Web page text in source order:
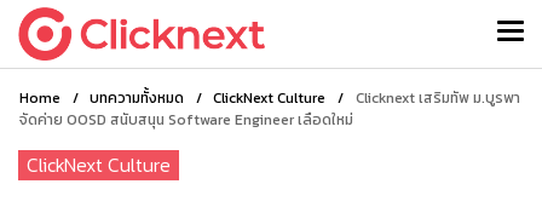
Home / บทความทั้งหมด / ClickNext Culture / Clicknext เสริมทัพ ม.บูรพา
จัดค่าย OOSD สนับสนุน Software Engineer เลือดใหม่
ClickNext Culture